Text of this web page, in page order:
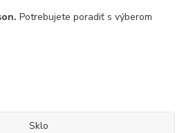
Potrebujete poradiť s výberom
Sklo